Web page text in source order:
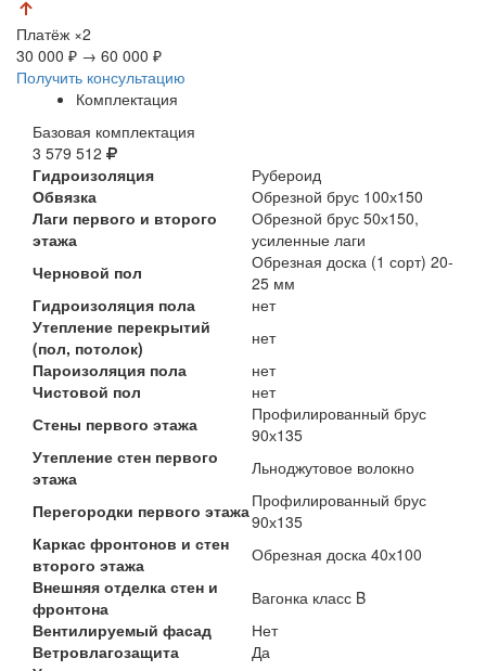
Платёж ×2
30 000 ₽ → 60 000 ₽
Получить консультацию
Комплектация
Базовая комплектация
3 579 512
Гидроизоляция
Рубероид
Обвязка
Обрезной брус 100х150
Лаги первого и второго
этажа
Обрезной брус 50х150,
усиленные лаги
Черновой пол
Обрезная доска (1 сорт) 20-
25 мм
Гидроизоляция пола
нет
Утепление перекрытий
(пол, потолок)
нет
Пароизоляция пола
нет
Чистовой пол
нет
Стены первого этажа
Профилированный брус
90х135
Утепление стен первого
этажа
Льноджутовое волокно
Перегородки первого этажаПрофилированный брус
90х135
Каркас фронтонов и стен
второго этажа
Обрезная доска 40х100
Внешняя отделка стен и
фронтона
Вагонка класс B
Вентилируемый фасад
Нет
Ветровлагозащита
Да